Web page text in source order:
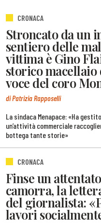
CRONACA
Stroncato da un
sentiero delle
vittima è Gino
storico macellaio
voce del coro
di Patrizia Rapposelli
La sindaca Menapace: «Ha
un’attività commerciale
bottega tante storie»
CRONACA
Finse un
camorra, la
del giornalista:
lavori